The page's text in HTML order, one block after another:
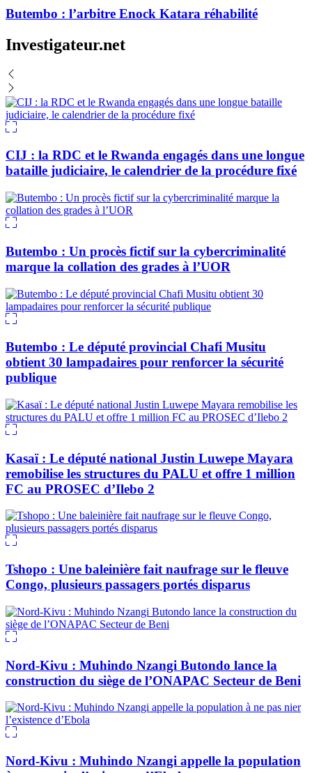
Butembo : l’arbitre Enock Katara réhabilité
Investigateur.net
CIJ : la RDC et le Rwanda engagés dans une longue
bataille judiciaire, le calendrier de la procédure fixé
Butembo : Un procès fictif sur la cybercriminalité
marque la collation des grades à l’UOR
Butembo : Le député provincial Chafi Musitu
obtient 30 lampadaires pour renforcer la sécurité
publique
Kasaï : Le député national Justin Luwepe Mayara
remobilise les structures du PALU et offre 1 million
FC au PROSEC d’Ilebo 2
Tshopo : Une baleinière fait naufrage sur le fleuve
Congo, plusieurs passagers portés disparus
Nord-Kivu : Muhindo Nzangi Butondo lance la
construction du siège de l’ONAPAC Secteur de Beni
Nord-Kivu : Muhindo Nzangi appelle la population